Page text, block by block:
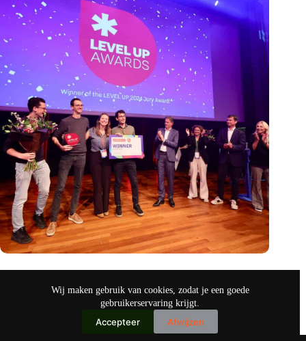
Wij maken gebruik van cookies, zodat je een goede
gebruikerservaring krijgt.
Accepteer Afwijzen
een inspirerend startup event
sep 30, 2024